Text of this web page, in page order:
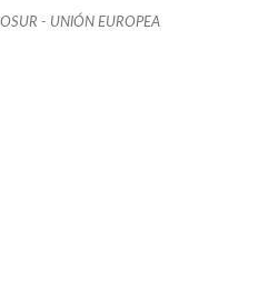
- UNIÓN EUROPEA